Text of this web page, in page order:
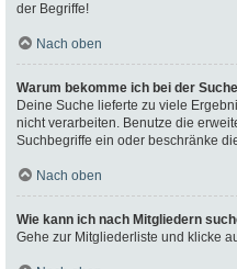
der Begriffe!
Nach oben
Warum bekomme ich bei der
Deine Suche lieferte zu viele
nicht verarbeiten. Benutze die
Suchbegriffe ein oder beschränke
Nach oben
Wie kann ich nach Mitgliedern
Gehe zur Mitgliederliste und klicke